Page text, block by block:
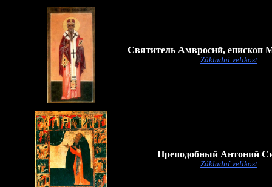
Святитель Амвросий, епископ
Základní velikost
Преподобный Антоний
Základní velikost